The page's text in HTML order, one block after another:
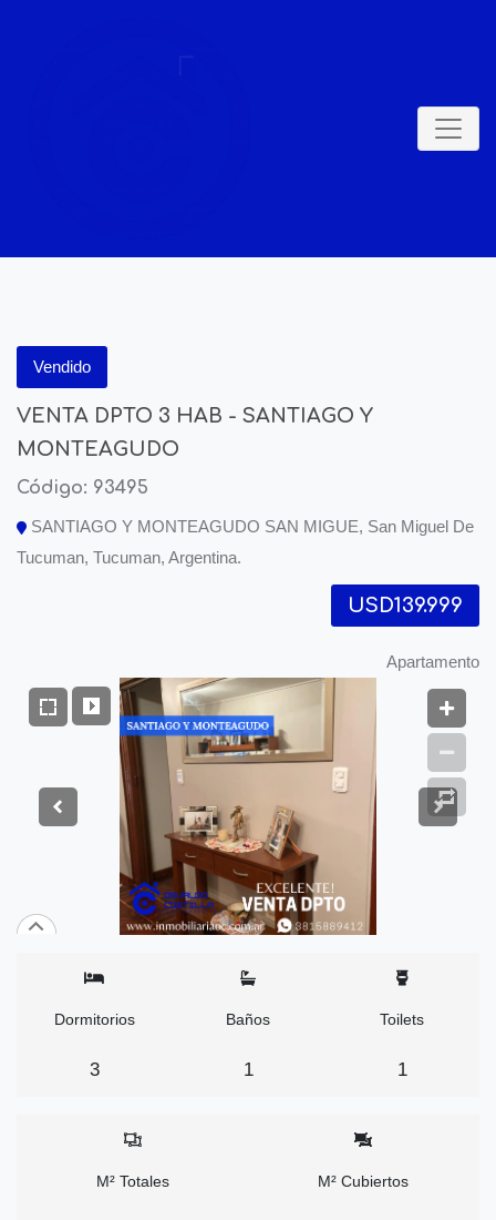
Vendido
VENTA DPTO 3 HAB - SANTIAGO Y
MONTEAGUDO
Código: 93495
SANTIAGO Y MONTEAGUDO SAN MIGUE, San Miguel De
Tucuman, Tucuman, Argentina.
USD139.999
Apartamento
Dormitorios
3
Baños
1
Toilets
1
M² Totales M² Cubiertos